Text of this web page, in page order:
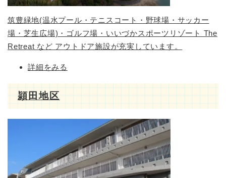
筑豊緑地(温水プール・テニスコート・野球場・サッカー
場・芝生広場)・ゴルフ場・いいづかスポーツリゾート The
Retreat など アウトドア施設が充実しています。
詳細をみる
頴田地区